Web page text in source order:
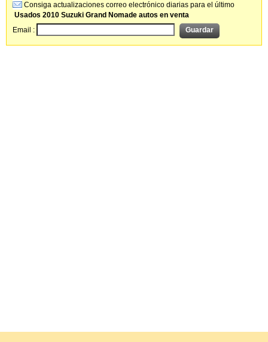
Consiga actualizaciones correo electrónico diarias para el último
Usados 2010 Suzuki Grand Nomade autos en venta
Email :